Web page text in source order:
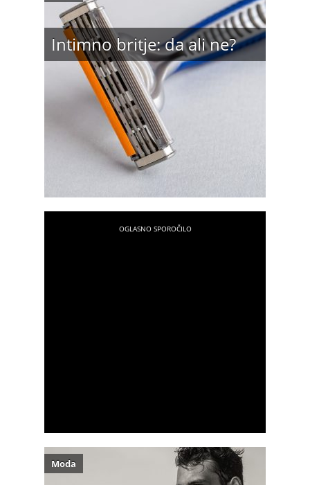
Intimno britje: da ali ne?
Moda